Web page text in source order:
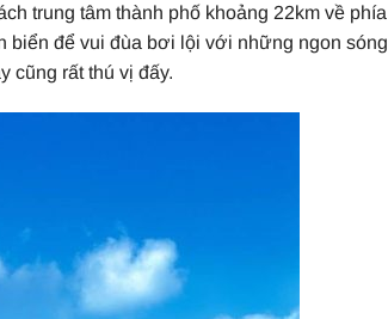
trung tâm thành phố khoảng 22km về
biển để vui đùa bơi lội với những ngon
cũng rất thú vị đấy.